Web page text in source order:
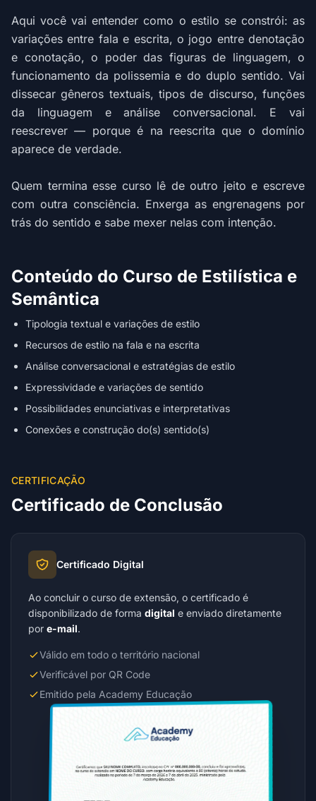
Aqui você vai entender como o estilo se constrói: as
variações entre fala e escrita, o jogo entre denotação
e conotação, o poder das figuras de linguagem, o
funcionamento da polissemia e do duplo sentido. Vai
dissecar gêneros textuais, tipos de discurso, funções
da linguagem e análise conversacional. E vai
reescrever — porque é na reescrita que o domínio
aparece de verdade.
Quem termina esse curso lê de outro jeito e escreve
com outra consciência. Enxerga as engrenagens por
trás do sentido e sabe mexer nelas com intenção.
Conteúdo do Curso de Estilística e
Semântica
Tipologia textual e variações de estilo
Recursos de estilo na fala e na escrita
Análise conversacional e estratégias de estilo
Expressividade e variações de sentido
Possibilidades enunciativas e interpretativas
Conexões e construção do(s) sentido(s)
CERTIFICAÇÃO
Certificado de Conclusão
Certificado Digital
Ao concluir o curso de extensão, o certificado é
disponibilizado de forma digital e enviado diretamente
por e-mail.
Válido em todo o território nacional
Verificável por QR Code
Emitido pela Academy Educação